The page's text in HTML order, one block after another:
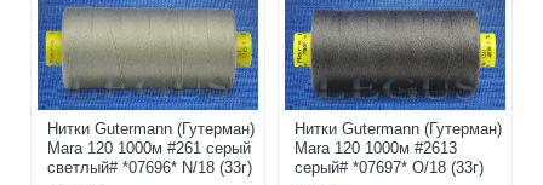
Нитки Gutermann (Гутерман)
Mara 120 1000м #261 серый
светлый# *07696* N/18 (33г)
Нитки Gutermann (Гутерман)
Mara 120 1000м #2613
серый# *07697* O/18 (33г)